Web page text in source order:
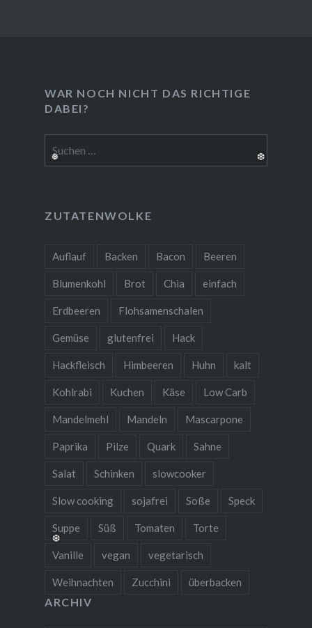
WAR NOCH NICHT DAS RICHTIGE
DABEI?
nach:
ZUTATENWOLKE
Auflauf Backen Bacon Beeren
Blumenkohl Brot Chia einfach
Erdbeeren Flohsamenschalen
Gemüse glutenfrei Hack
Hackfleisch Himbeeren Huhn kalt
Kohlrabi Kuchen Käse Low Carb
Mandelmehl Mandeln Mascarpone
Paprika Pilze Quark Sahne
Salat Schinken slowcooker
Slow cooking sojafrei Soße Speck
Suppe Süß Tomaten Torte
Vanille vegan vegetarisch
Weihnachten Zucchini überbacken
ARCHIV